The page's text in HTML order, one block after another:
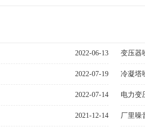
2022-06-13 变压器
2022-07-19 冷凝塔
2022-07-14 电力变
2021-12-14 厂里噪